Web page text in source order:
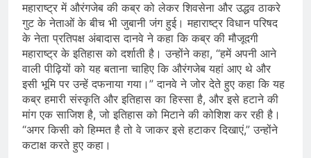
महाराष्ट्र में औरंगजेब की कब्र को लेकर शिवसेना और उद्धव ठाकरे
गुट के नेताओं के बीच भी जुबानी जंग हुई। महाराष्ट्र विधान परिषद
के नेता प्रतिपक्ष अंबादास दानवे ने कहा कि कब्र की मौजूदगी
महाराष्ट्र के इतिहास को दर्शाती है। उन्होंने कहा, “हमें अपनी आने
वाली पीढ़ियों को यह बताना चाहिए कि औरंगजेब यहां आए थे और
इसी भूमि पर उन्हें दफनाया गया।” दानवे ने जोर देते हुए कहा कि यह
कब्र हमारी संस्कृति और इतिहास का हिस्सा है, और इसे हटाने की
मांग एक साजिश है, जो इतिहास को मिटाने की कोशिश कर रही है।
“अगर किसी को हिम्मत है तो वे जाकर इसे हटाकर दिखाएं,” उन्होंने
कटाक्ष करते हुए कहा।